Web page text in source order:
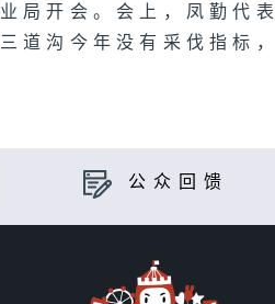
局开会。会上，凤勤代表
道沟今年没有采伐指标，
公众回馈